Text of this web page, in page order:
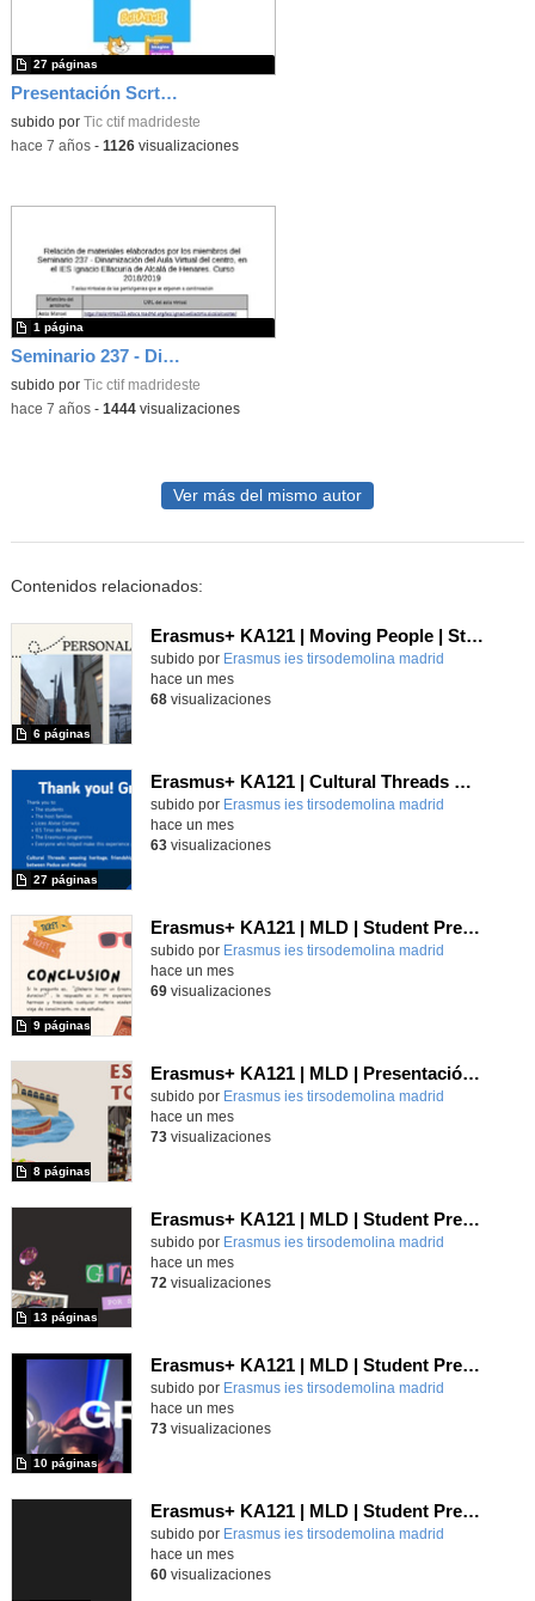
Presentación Scrtach 2
subido por Tic ctif madrideste
27 páginas
-hace 7 años- 1126visualizaciones
Seminario 237 - Dinamización del Aula Virtual del centro, en el IES Ignacio Ellacuría de Alcalá de Henares. Curso 2018/2019
subido por Tic ctif madrideste
1 página
-hace 7 años- 1444visualizaciones
Ver más del mismo autor
Contenidos relacionados:
Erasmus+ KA121 | Moving People | Student Presentation 2 | Neustadt 2024
Contenido educativo.
subido por Erasmus ies tirsodemolina madrid
6 páginas
hace un mes
68visualizaciones
Erasmus+ KA121 | Cultural Threads UNESCO | Padua–Madrid 2026
Contenido educativo.
subido por Erasmus ies tirsodemolina madrid
27 páginas
hace un mes
63visualizaciones
Erasmus+ KA121 | MLD | Student Presentation 2 | San Bonifacio-Verona 2025
Contenido educativo.
subido por Erasmus ies tirsodemolina madrid
9 páginas
hace un mes
69visualizaciones
Erasmus+ KA121 | MLD | Presentación 1 | Verona 2025
Contenido educativo.
subido por Erasmus ies tirsodemolina madrid
8 páginas
hace un mes
73visualizaciones
Erasmus+ KA121 | MLD | Student Presentation | Turin 2025
Contenido educativo.
subido por Erasmus ies tirsodemolina madrid
13 páginas
hace un mes
72 visualizaciones
Erasmus+ KA121 | MLD | Student Presentation 2 | Rome 2025
Contenido educativo.
subido por Erasmus ies tirsodemolina madrid
10 páginas
hace un mes
73visualizaciones
Erasmus+ KA121 | MLD | Student Presentation 1 | Rome 2025
Contenido educativo.
subido por Erasmus ies tirsodemolina madrid
hace un mes
60visualizaciones